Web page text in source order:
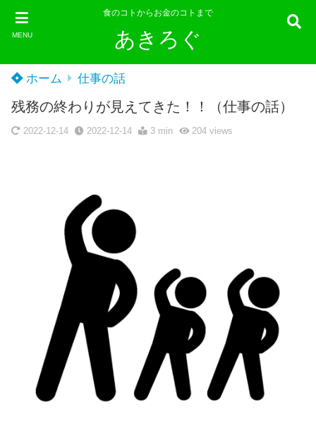
MENU
食のコトからお金のコトまで
あきろぐ
ホーム 仕事の話
残務の終わりが見えてきた！！（仕事の話）
2022-12-14 2022-12-14 3 min 204views